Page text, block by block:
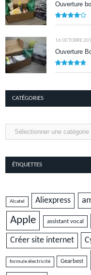
Ouverture
16 OCTOBRE
Ouverture
CATÉGORIES
ÉTIQUETTES
Alcatel Aliexpress
Apple assistant vocal
Créer site internet
formule électricité Gearbest